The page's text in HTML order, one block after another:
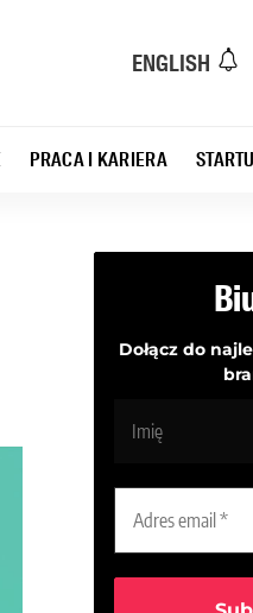
ENGLISH
PRACA I KARIERA
Dołącz do